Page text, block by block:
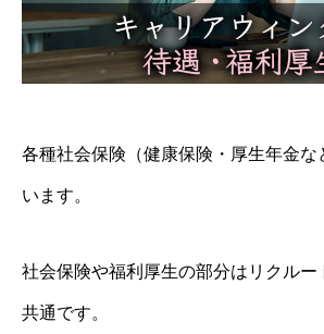
各種社会保険（健康保険・厚生年金な
います。
社会保険や福利厚生の部分はリクルー
共通です。